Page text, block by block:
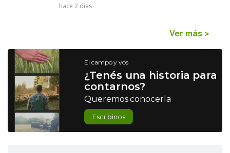
hace 2 días
Ver más >
El campo y vos
¿Tenés una historia para
contarnos?
Queremos conocerla
Escribinos